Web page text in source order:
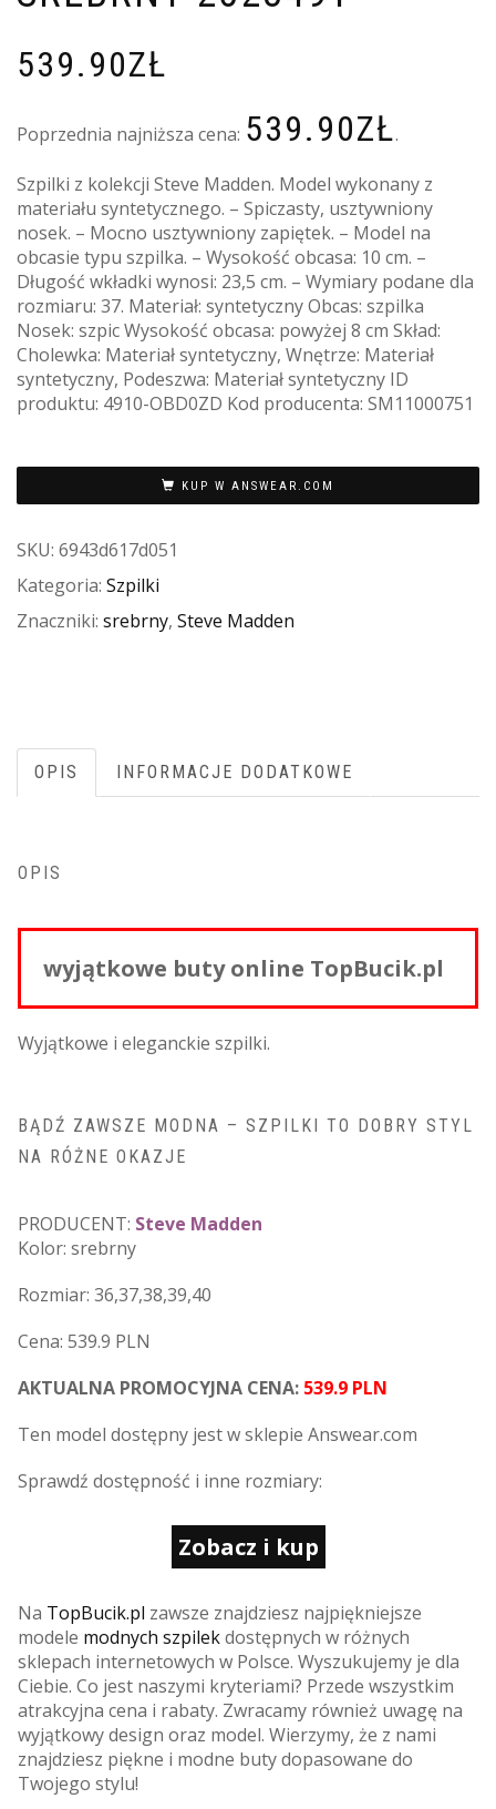
539.90ZŁ
Poprzednia najniższa cena: 539.90ZŁ.
Szpilki z kolekcji Steve Madden. Model wykonany z
materiału syntetycznego. – Spiczasty, usztywniony
nosek. – Mocno usztywniony zapiętek. – Model na
obcasie typu szpilka. – Wysokość obcasa: 10 cm. –
Długość wkładki wynosi: 23,5 cm. – Wymiary podane dla
rozmiaru: 37. Materiał: syntetyczny Obcas: szpilka
Nosek: szpic Wysokość obcasa: powyżej 8 cm Skład:
Cholewka: Materiał syntetyczny, Wnętrze: Materiał
syntetyczny, Podeszwa: Materiał syntetyczny ID
produktu: 4910-OBD0ZD Kod producenta: SM11000751
KUP W ANSWEAR.COM
SKU: 6943d617d051
Kategoria: Szpilki
Znaczniki: srebrny, Steve Madden
OPIS INFORMACJE DODATKOWE
OPIS
wyjątkowe buty online TopBucik.pl
Wyjątkowe i eleganckie szpilki.
BĄDŹ ZAWSZE MODNA – SZPILKI TO DOBRY STYL
NA RÓŻNE OKAZJE
PRODUCENT: Steve Madden
Kolor: srebrny
Rozmiar: 36,37,38,39,40
Cena: 539.9 PLN
AKTUALNA PROMOCYJNA CENA: 539.9 PLN
Ten model dostępny jest w sklepie Answear.com
Sprawdź dostępność i inne rozmiary:
Zobacz i kup
Na TopBucik.pl zawsze znajdziesz najpiękniejsze
modele modnych szpilekdostępnych w różnych
sklepach internetowych w Polsce. Wyszukujemy je dla
Ciebie. Co jest naszymi kryteriami? Przede wszystkim
atrakcyjna cena i rabaty. Zwracamy również uwagę na
wyjątkowy design oraz model. Wierzymy, że z nami
znajdziesz piękne i modne buty dopasowane do
Twojego stylu!